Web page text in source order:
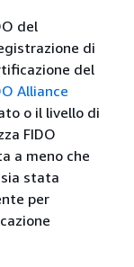
del
di
del
Alliance
o il livello di
FIDO
a meno che
stata
per